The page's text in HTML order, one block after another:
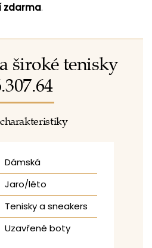
zdarma.
široké tenisky
Dámská
Jaro/léto
Tenisky a sneakers
Uzavřené boty